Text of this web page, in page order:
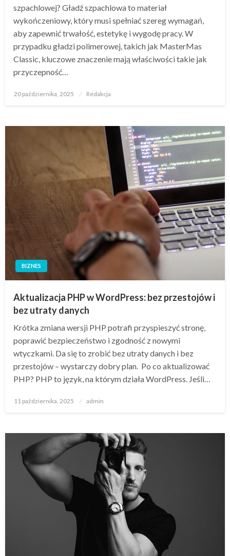
szpachlowej? Gładź szpachlowa to materiał
wykończeniowy, który musi spełniać szereg wymagań,
aby zapewnić trwałość, estetykę i wygodę pracy. W
przypadku gładzi polimerowej, takich jak MasterMas
Classic, kluczowe znaczenie mają właściwości takie jak
przyczepność…
Opublikowane
20 października, 2025 Redakcja
BIZNES
Aktualizacja PHP w WordPress: bez przestojów i
bez utraty danych
Krótka zmiana wersji PHP potrafi przyspieszyć stronę,
poprawić bezpieczeństwo i zgodność z nowymi
wtyczkami. Da się to zrobić bez utraty danych i bez
przestojów – wystarczy dobry plan. Po co aktualizować
PHP? PHP to język, na którym działa WordPress. Jeśli…
Opublikowane
11 października, 2025 admin